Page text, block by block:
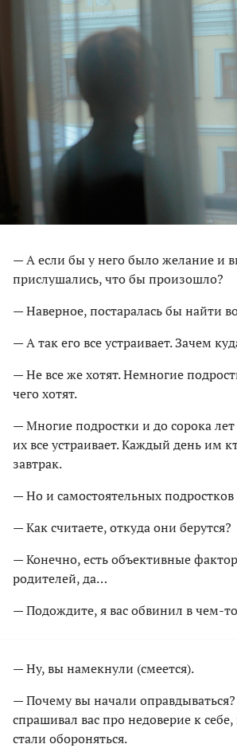
— А если бы у него было желание и
прислушались, что бы произошло?
— Наверное, постаралась бы найти
— А так его все устраивает. Зачем
— Не все же хотят. Немногие
чего хотят.
— Многие подростки и до сорока
их все устраивает. Каждый день им
завтрак.
— Но и самостоятельных
— Как считаете, откуда они берутся?
— Конечно, есть объективные
родителей, да…
— Подождите, я вас обвинил в чем-
— Ну, вы намекнули (смеется).
— Почему вы начали оправдываться?
спрашивал вас про недоверие к
стали обороняться.